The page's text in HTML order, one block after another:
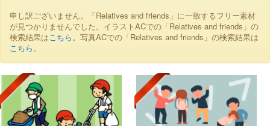
申し訳ございません。「Relatives and friends」に一致するフリー素材
が見つかりませんでした。イラストACでの「Relatives and friends」の
検索結果はこちら。写真ACでの「Relatives and friends」の検索結果は
こちら。